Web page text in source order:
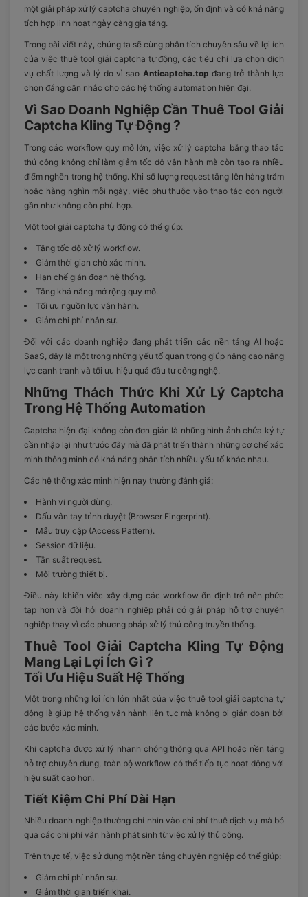
một giải pháp xử lý captcha chuyên nghiệp, ổn định và có khả năng
tích hợp linh hoạt ngày càng gia tăng.
Trong bài viết này, chúng ta sẽ cùng phân tích chuyên sâu về lợi ích
của việc thuê tool giải captcha tự động, các tiêu chí lựa chọn dịch
vụ chất lượng và lý do vì sao Anticaptcha.top đang trở thành lựa
chọn đáng cân nhắc cho các hệ thống automation hiện đại.
Vì Sao Doanh Nghiệp Cần Thuê Tool Giải
Captcha Kling Tự Động ?
Trong các workflow quy mô lớn, việc xử lý captcha bằng thao tác
thủ công không chỉ làm giảm tốc độ vận hành mà còn tạo ra nhiều
điểm nghẽn trong hệ thống. Khi số lượng request tăng lên hàng trăm
hoặc hàng nghìn mỗi ngày, việc phụ thuộc vào thao tác con người
gần như không còn phù hợp.
Một tool giải captcha tự động có thể giúp:
Tăng tốc độ xử lý workflow.
Giảm thời gian chờ xác minh.
Hạn chế gián đoạn hệ thống.
Tăng khả năng mở rộng quy mô.
Tối ưu nguồn lực vận hành.
Giảm chi phí nhân sự.
Đối với các doanh nghiệp đang phát triển các nền tảng AI hoặc
SaaS, đây là một trong những yếu tố quan trọng giúp nâng cao năng
lực cạnh tranh và tối ưu hiệu quả đầu tư công nghệ.
Những Thách Thức Khi Xử Lý Captcha
Trong Hệ Thống Automation
Captcha hiện đại không còn đơn giản là những hình ảnh chứa ký tự
cần nhập lại như trước đây mà đã phát triển thành những cơ chế xác
minh thông minh có khả năng phân tích nhiều yếu tố khác nhau.
Các hệ thống xác minh hiện nay thường đánh giá:
Hành vi người dùng.
Dấu vân tay trình duyệt (Browser Fingerprint).
Mẫu truy cập (Access Pattern).
Session dữ liệu.
Tần suất request.
Môi trường thiết bị.
Điều này khiến việc xây dựng các workflow ổn định trở nên phức
tạp hơn và đòi hỏi doanh nghiệp phải có giải pháp hỗ trợ chuyên
nghiệp thay vì các phương pháp xử lý thủ công truyền thống.
Thuê Tool Giải Captcha Kling Tự Động
Mang Lại Lợi Ích Gì ?
Tối Ưu Hiệu Suất Hệ Thống
Một trong những lợi ích lớn nhất của việc thuê tool giải captcha tự
động là giúp hệ thống vận hành liên tục mà không bị gián đoạn bởi
các bước xác minh.
Khi captcha được xử lý nhanh chóng thông qua API hoặc nền tảng
hỗ trợ chuyên dụng, toàn bộ workflow có thể tiếp tục hoạt động với
hiệu suất cao hơn.
Tiết Kiệm Chi Phí Dài Hạn
Nhiều doanh nghiệp thường chỉ nhìn vào chi phí thuê dịch vụ mà bỏ
qua các chi phí vận hành phát sinh từ việc xử lý thủ công.
Trên thực tế, việc sử dụng một nền tảng chuyên nghiệp có thể giúp:
Giảm chi phí nhân sự.
Giảm thời gian triển khai.